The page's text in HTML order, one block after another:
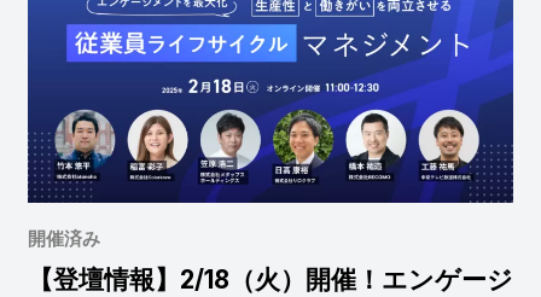
開催済み
【登壇情報】2/18（火）開催！エンゲージ